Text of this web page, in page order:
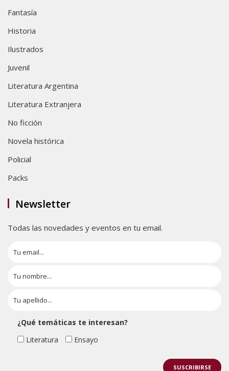
Fantasía
Historia
Ilustrados
Juvenil
Literatura Argentina
Literatura Extranjera
No ficción
Novela histórica
Policial
Packs
Newsletter
Todas las novedades y eventos en tu email.
¿Qué temáticas te interesan?
Literatura
Ensayo